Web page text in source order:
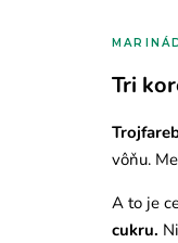
Tri
vôňu.
A to je
cukru.